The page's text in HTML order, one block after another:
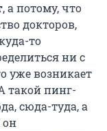
, а потому, что
докторов,
то
ни с
уже возникает
такой пинг-
сюда-туда, а
он